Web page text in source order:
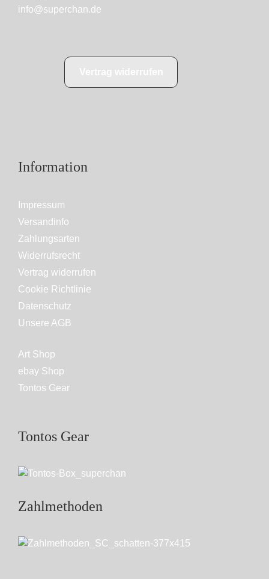
info@superchan.de
Information
Impressum
Versandinfo
Zahlungsarten
Widerrufsrecht
Vertrag widerrufen
Cookie Richtlinie
Datenschutz
Unsere AGB
Art Shop
ebay Shop
Tontos Gear
Tontos Gear
Zahlmethoden